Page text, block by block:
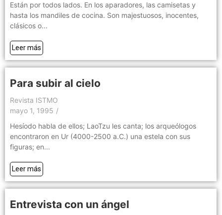
Están por todos lados. En los aparadores, las camisetas y
hasta los mandiles de cocina. Son majestuosos, inocentes,
clásicos o...
Leer más
Para subir al cielo
Revista ISTMO
mayo 1, 1995 /
Hesíodo habla de ellos; LaoTzu les canta; los arqueólogos
encontraron en Ur (4000-2500 a.C.) una estela con sus
figuras; en...
Leer más
Entrevista con un ángel